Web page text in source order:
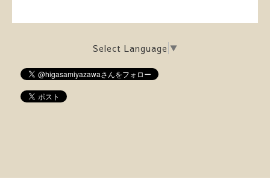
Select Language ▼